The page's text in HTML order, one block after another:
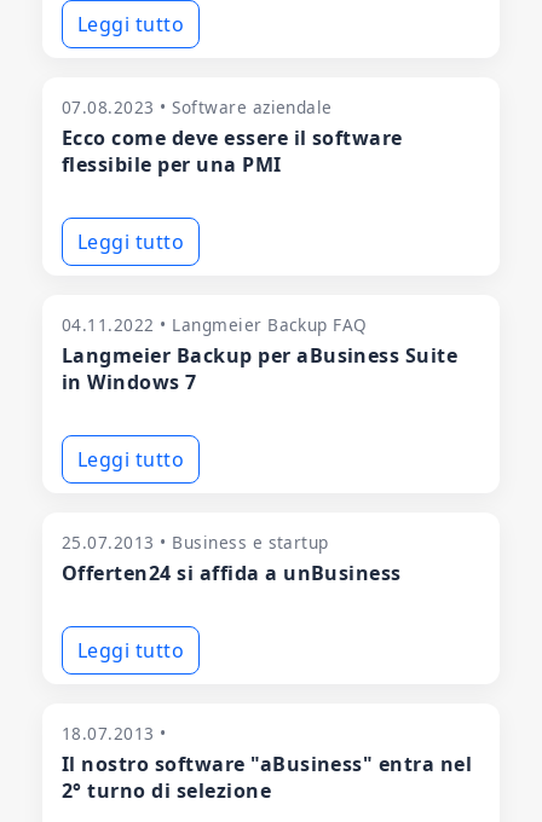
Leggi tutto
07.08.2023 • Software aziendale
Ecco come deve essere il software
flessibile per una PMI
Leggi tutto
04.11.2022 • Langmeier Backup FAQ
Langmeier Backup per aBusiness Suite
in Windows 7
Leggi tutto
25.07.2013 • Business e startup
Offerten24 si affida a unBusiness
Leggi tutto
18.07.2013 •
Il nostro software "aBusiness" entra nel
2° turno di selezione